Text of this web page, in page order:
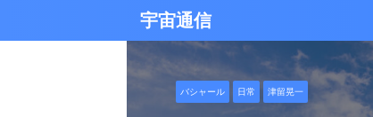
宇宙通信
日常 津留晃一
バシャール 日常 津留晃一
Healy 日常
バシャール 日常
日常
日常
Healy 日常 津留晃一
日常
Healy 日常
日常